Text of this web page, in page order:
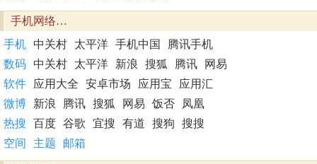
手机网络…
手机
中关村 太平洋 手机中国
腾讯手机
数码
中关村 太平洋 新浪 搜狐 腾讯
网易
软件
应用大全 安卓市场 应用宝
应用汇
微博
新浪 腾讯 搜狐 网易 饭否
凤凰
热搜
百度 谷歌 宜搜 有道 搜狗
搜搜
空间
主题 邮箱